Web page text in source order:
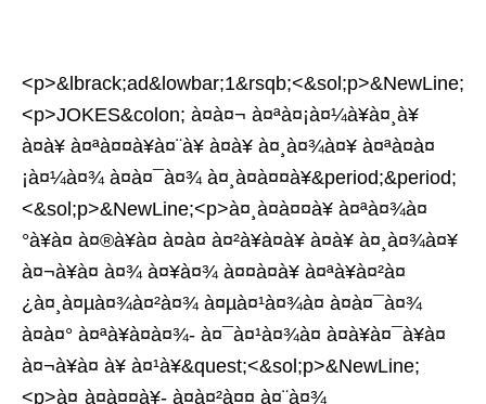
<p>&lbrack;ad&lowbar;1&rsqb;<&sol;p>&NewLine;
<p>JOKES&colon; à¤à¤¬ à¤ªà¤¡à¤¼à¥à¤¸à¥
à¤à¥ à¤ªà¤¤à¥à¤¨à¥ à¤à¥ à¤¸à¤¾à¤¥ à¤ªà¤à¤
¡à¤¼à¤¾ à¤à¤¯à¤¾ à¤¸à¤à¤¤à¥&period;&period;
<&sol;p>&NewLine;<p>à¤¸à¤à¤¤à¥ à¤ªà¤¾à¤
°à¥à¤ à¤®à¥à¤ à¤à¤ à¤²à¥à¤à¥ à¤à¥ à¤¸à¤¾à¤¥
à¤¬à¥à¤ à¤¾ à¤¥à¤¾ à¤¤à¤­à¥ à¤ªà¥à¤²à¤
¿à¤¸à¤µà¤¾à¤²à¤¾ à¤µà¤¹à¤¾à¤ à¤à¤¯à¤¾
à¤à¤° à¤ªà¥à¤à¤¾- à¤¯à¤¹à¤¾à¤ à¤à¥à¤¯à¥à¤
à¤¬à¥à¤ à¥ à¤¹à¥&quest;<&sol;p>&NewLine;
<p>à¤¸à¤à¤¤à¥- à¤à¤²à¤¤ à¤¨à¤¾